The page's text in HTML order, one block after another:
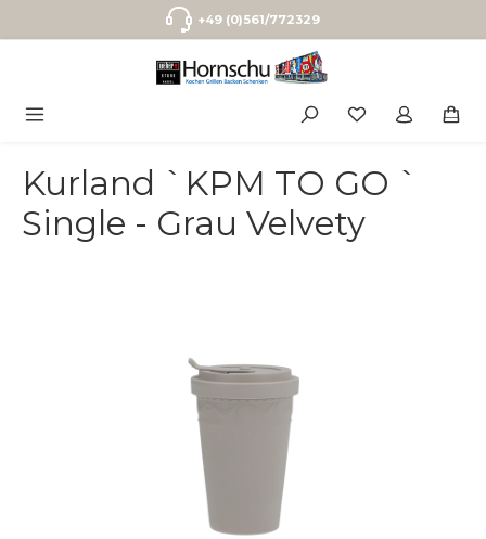
Zum Hauptinhalt springen+49 (0)561/772329
Kurland `KPM TO GO `
Single - Grau Velvety